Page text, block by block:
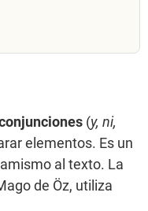
(y, ni,
elementos. Es un
al texto. La
de Öz, utiliza